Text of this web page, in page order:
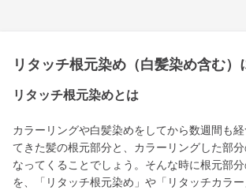
リタッチ根元染め（白髪染め含む）
リタッチ根元染めとは
カラーリングや白髪染めをしてから数週間も
てきた髪の根元部分と、カラーリングした部
なってくることでしょう。そんな時に根元部
を、「リタッチ根元染め」や「リタッチカラー